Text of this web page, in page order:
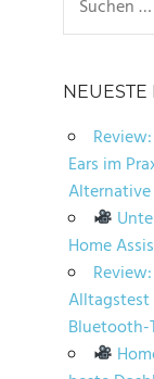
nach:
NEUESTE
Ears im
Alternative
Home
Bluetooth-